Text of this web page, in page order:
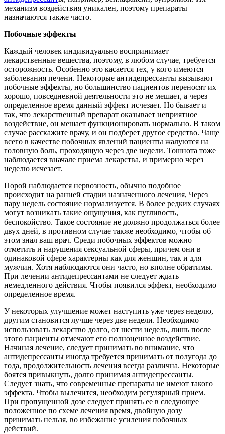
механизм воздействия уникален, поэтому препараты
назначаются также часто.
Побочные эффекты
Каждый человек индивидуально воспринимает
лекарственные вещества, поэтому, в любом случае, требуется
осторожность. Особенно это касается тех, у кого имеются
заболевания печени. Некоторые антидепрессанты вызывают
побочные эффекты, но большинство пациентов переносят их
хорошо, повседневной деятельности это не мешает, а через
определенное время данный эффект исчезает. Но бывает и
так, что лекарственный препарат оказывает неприятное
воздействие, он мешает функционировать нормально. В таком
случае расскажите врачу, и он подберет другое средство. Чаще
всего в качестве побочных явлений пациенты жалуются на
головную боль, проходящую через две недели. Тошнота тоже
наблюдается вначале приема лекарства, и примерно через
неделю исчезает.
Порой наблюдается нервозность, обычно подобное
происходит на ранней стадии назначенного лечения, Через
пару недель состояние нормализуется. В более редких случаях
могут возникать такие ощущения, как пугливость,
беспокойство. Такое состояние не должно продолжаться более
двух дней, в противном случае также необходимо, чтобы об
этом знал ваш врач. Среди побочных эффектов можно
отметить и нарушения сексуальной сферы, причем они в
одинаковой сфере характерны как для женщин, так и для
мужчин. Хотя наблюдаются они часто, но вполне обратимы.
При лечении антидепрессантами не следует ждать
немедленного действия. Чтобы появился эффект, необходимо
определенное время.
У некоторых улучшение может наступить уже через неделю,
другим становится лучше через две недели. Необходимо
использовать лекарство долго, от шести недель, лишь после
этого пациенты отмечают его полноценное воздействие.
Начиная лечение, следует принимать во внимание, что
антидепрессанты иногда требуется принимать от полугода до
года, продолжительность лечения всегда различна. Некоторые
боятся привыкнуть, долго принимая антидепрессанты.
Следует знать, что современные препараты не имеют такого
эффекта. Чтобы вылечится, необходим регулярный прием.
При пропущенной дозе следует принять ее в следующее
положенное по схеме лечения время, двойную дозу
принимать нельзя, во избежание усиления побочных
действий.